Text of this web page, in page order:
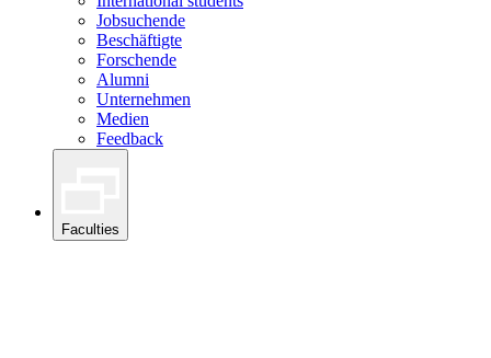
Jobsuchende
Beschäftigte
Forschende
Alumni
Unternehmen
Medien
Feedback
Faculties